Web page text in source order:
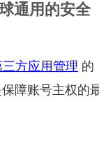
通用的安全
方应用管理 的
障账号主权的